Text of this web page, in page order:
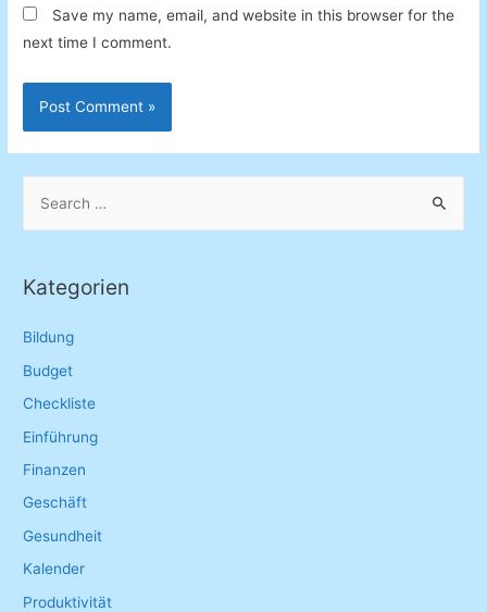
Save my name, email, and website in this browser for the
next time I comment.
r
h
f
o
Kategorien
Bildung
Budget
Checkliste
Einführung
Finanzen
Geschäft
Gesundheit
Kalender
Produktivität